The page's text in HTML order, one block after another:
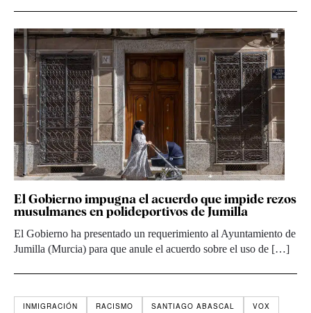
El Gobierno impugna el acuerdo que impide rezos
musulmanes en polideportivos de Jumilla
El Gobierno ha presentado un requerimiento al Ayuntamiento de
Jumilla (Murcia) para que anule el acuerdo sobre el uso de […]
INMIGRACIÓN RACISMO SANTIAGO ABASCAL VOX